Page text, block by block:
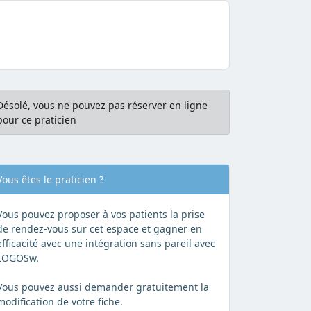
vous ne pouvez pas réserver en ligne
ce praticien
êtes le praticien ?
pouvez proposer à vos patients la prise
rendez-vous sur cet espace et gagner en
avec une intégration sans pareil avec
pouvez aussi demander gratuitement la
de votre fiche.